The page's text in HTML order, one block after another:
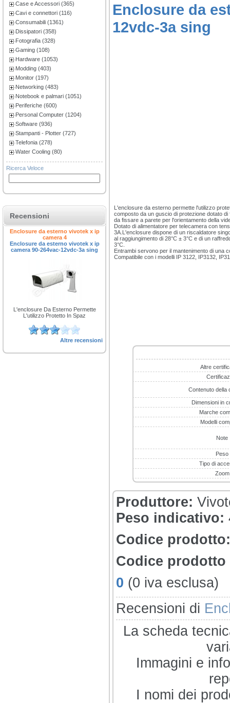
Case e Accessori (365)
Cavi e connettori (116)
Consumabili (1361)
Dissipatori (358)
Fotografia (328)
Gaming (108)
Hardware (1053)
Modding (403)
Monitor (197)
Networking (483)
Notebook e palmari (1051)
Periferiche (600)
Personal Computer (1204)
Software (936)
Stampanti - Plotter (727)
Telefonia (278)
Water Cooling (80)
Ricerca Veloce
Recensioni
Enclosure da esterno vivotek x ip
camera 4
Enclosure da esterno vivotek x ip
camera 90-264vac-12vdc-3a sing
L'enclosure Da Esterno Permette
L'utilizzo Protetto In Spaz
Altre recensioni
Enclosure da
12vdc-3a sing
L'enclosure da esterno permette l'utilizzo
composto da un guscio di protezione dotato
da fissare a parete per l'orientamento della
Dotato di alimentatore per telecamera con
3A.L'enclosure dispone di un riscaldatore
al raggiungimento di 28°C ± 3°C e di un
3°C.
Entrambi servono per il mantenimento di una
Compatibile con i modelli IP 3122, IP3132,
Altre
Contenuto della
Dimensioni in
Marche
Modelli
Note
Peso
Tipo di
Zoom
Produttore:
Peso indicativo:
Codice prodotto:
Codice
0 (0 iva esclusa)
Recensioni di
La scheda
Immagini e
I nomi dei